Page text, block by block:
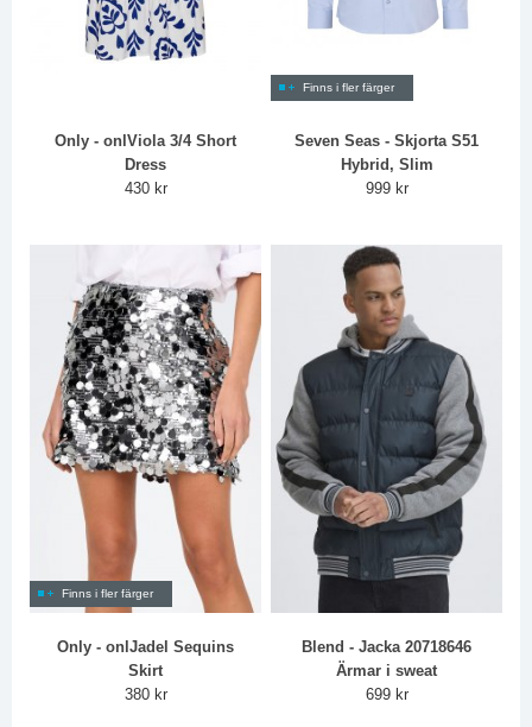
Only - onlViola 3/4 Short
Dress
430 kr
Finns i fler färger
Seven Seas - Skjorta S51
Hybrid, Slim
999 kr
Finns i fler färger
Only - onlJadel Sequins
Skirt
380 kr
Blend - Jacka 20718646
Ärmar i sweat
699 kr